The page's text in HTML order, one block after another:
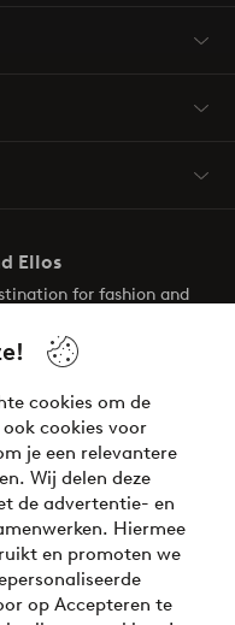
cookies om de
cookies voor
je een relevantere
Wij delen deze
de advertentie- en
Hiermee
en promoten we
op Accepteren te
Ellos
for fashion and
look is here!
of opsplitsen
betaalopties?